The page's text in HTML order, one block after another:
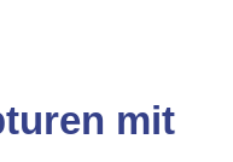
mit